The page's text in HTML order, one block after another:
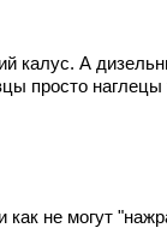
калус. А
просто
не могут